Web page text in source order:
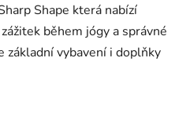
Shape která nabízí
během jógy a správné
základní vybavení i doplňky